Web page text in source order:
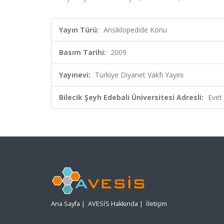
Yayın Türü: Ansiklopedide Konu
Basım Tarihi: 2009
Yayınevi: Türkiye Diyanet Vakfı Yayını
Bilecik Şeyh Edebali Üniversitesi Adresli: Evet
Ana Sayfa | AVESİS Hakkında | İletişim